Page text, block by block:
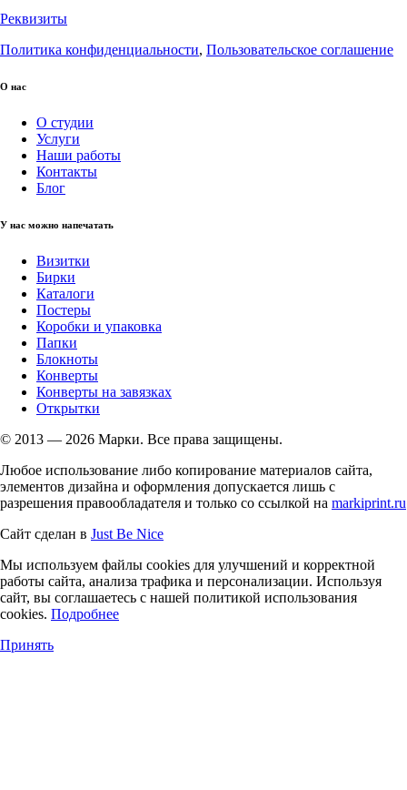
Реквизиты
Политика конфиденциальности, Пользовательское соглашение
О нас
О студии
Услуги
Наши работы
Контакты
Блог
У нас можно напечатать
Визитки
Бирки
Каталоги
Постеры
Коробки и упаковка
Папки
Блокноты
Конверты
Конверты на завязках
Открытки
© 2013 — 2026 Марки. Все права защищены.
Любое использование либо копирование материалов сайта,
элементов дизайна и оформления допускается лишь с
разрешения правообладателя и только со ссылкой на markiprint.ru
Сайт сделан в Just Be Nice
Мы используем файлы cookies для улучшений и корректной
работы сайта, анализа трафика и персонализации. Используя
сайт, вы соглашаетесь с нашей политикой использования
cookies. Подробнее
Принять